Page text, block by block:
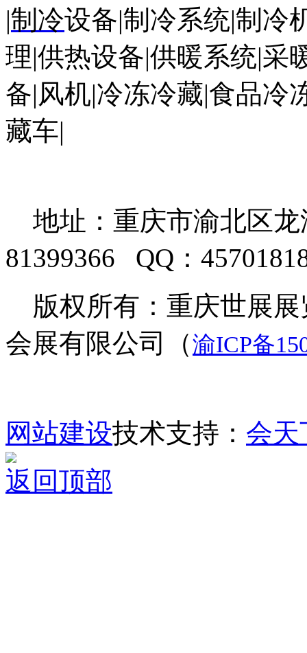
|制冷设备|制冷系统|制冷
理|供热设备|供暖系统|采
备|风机|冷冻冷藏|食品冷
藏车|
地址：重庆市渝北区龙
81399366 QQ：
版权所有：重庆世展展
会展有限公司（渝ICP备
网站建设技术支持： 会天
返回顶部